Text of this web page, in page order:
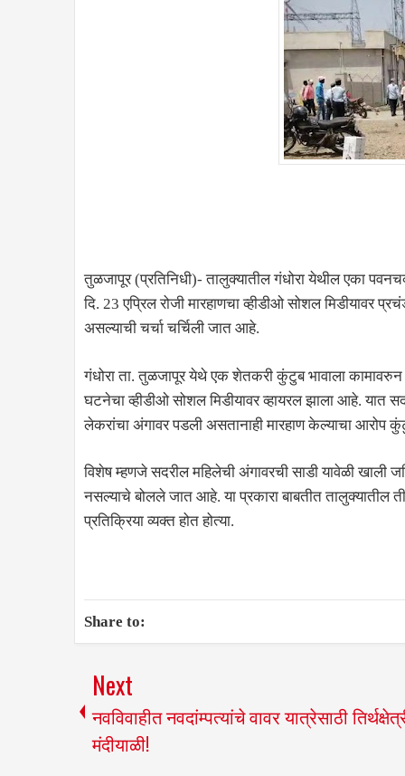
तुळजापूर (प्रतिनिधी)- तालुक्यातील गंधोरा येथील एका
दि. 23 एप्रिल रोजी मारहाणचा व्हीडीओ सोशल मिडीयावर
असल्याची चर्चा चर्चिली जात आहे.
गंधोरा ता. तुळजापूर येथे एक शेतकरी कुंटुब भावाला कामावरुन
घटनेचा व्हीडीओ सोशल मिडीयावर व्हायरल झाला आहे. यात
लेकरांचा अंगावर पडली असतानाही मारहाण केल्याचा
विशेष म्हणजे सदरील महिलेची अंगावरची साडी यावेळी खाली
नसल्याचे बोलले जात आहे. या प्रकारा बाबतीत तालुक्यातील
प्रतिक्रिया व्यक्त होत होत्या.
Share to:
Next
नवविवाहीत नवदांम्पत्यांचे वावर यात्रेसाठी
मंदीयाळी!